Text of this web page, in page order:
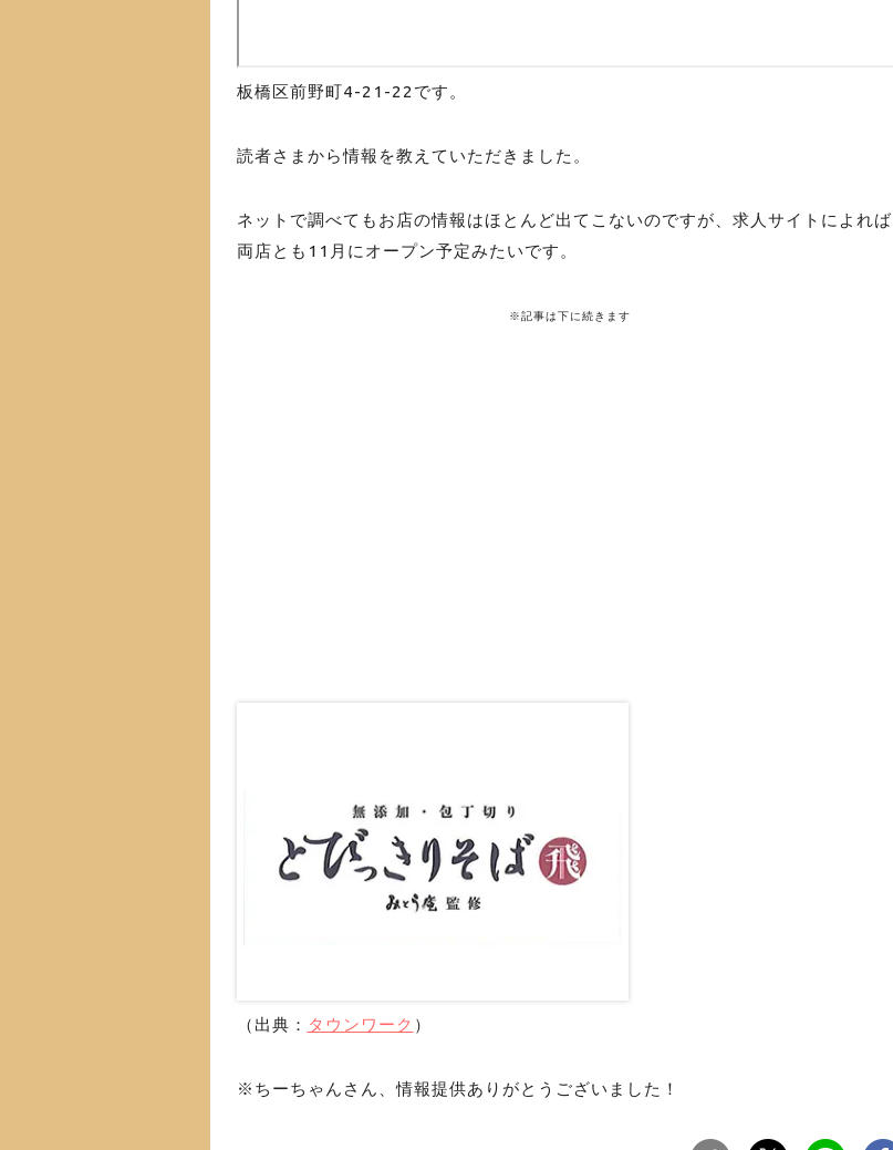
板橋区前野町4-21-22です。
読者さまから情報を教えていただきました。
ネットで調べてもお店の情報はほとんど出てこないのですが、求人サイトによれば
両店とも11月にオープン予定みたいです。
※記事は下に続きます
（出典： タウンワーク ）
※ちーちゃんさん、情報提供ありがとうございました！